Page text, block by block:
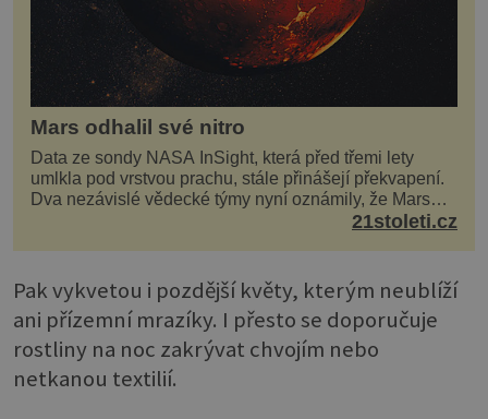
Mars odhalil své nitro
Data ze sondy NASA InSight, která před třemi lety
umlkla pod vrstvou prachu, stále přinášejí překvapení.
Dva nezávislé vědecké týmy nyní oznámily, že Mars
má nejen plášť plný trosek z dávných impaktů,...21stoleti.cz
Pak vykvetou i pozdější květy, kterým neublíží
ani přízemní mrazíky. I přesto se doporučuje
rostliny na noc zakrývat chvojím nebo
netkanou textilií.